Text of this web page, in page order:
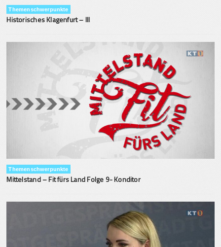
Themenschwerpunkte
Historisches Klagenfurt – III
Themenschwerpunkte
Mittelstand – Fit fürs Land Folge 9- Konditor